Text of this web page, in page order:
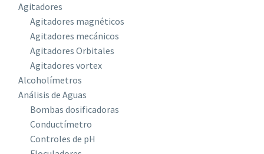
Agitadores
Agitadores magnéticos
Agitadores mecánicos
Agitadores Orbitales
Agitadores vortex
Alcoholímetros
Análisis de Aguas
Bombas dosificadoras
Conductímetro
Controles de pH